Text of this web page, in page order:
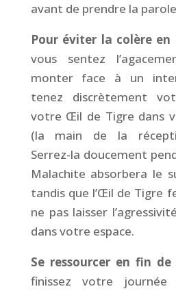
avant de prendre la
Pour éviter la colère
vous sentez
monter face à un
tenez discrètement
votre Œil de Tigre dans
(la main de la
Serrez-la doucement
Malachite absorbera le
tandis que l’Œil de Tigre
ne pas laisser
dans votre espace.
Se ressourcer en fin
finissez votre